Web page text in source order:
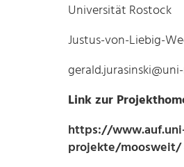
Universität Rostock
Justus-von-Liebig-
Link zur
https://
projekte/moosweit/